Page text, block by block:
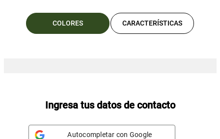
COLORES CARACTERÍSTICAS
Ingresa tus datos de contacto
Autocompletar con Google